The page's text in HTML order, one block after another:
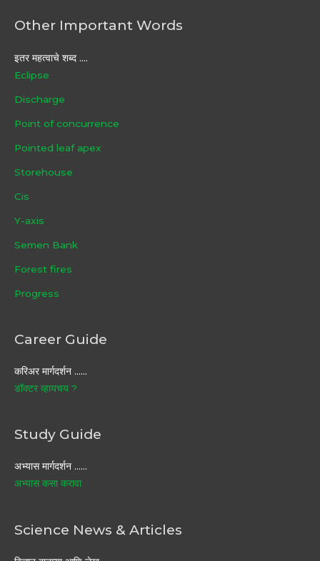
Other Important Words
इतर महत्वाचे शब्द ....
Eclipse
Discharge
Point of concurrence
Pointed leaf apex
Storehouse
Cis
Y-axis
Semen Bank
Forest fires
Progress
Career Guide
करिअर मार्गदर्शन ……
डॉक्टर व्हायचय ?
Study Guide
अभ्यास मार्गदर्शन ……
अभ्यास कसा करावा
Science News & Articles